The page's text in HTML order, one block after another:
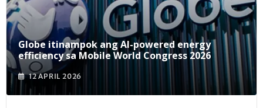
Globe itinampok ang AI-powered energy
efficiency sa Mobile World Congress 2026
12 APRIL 2026